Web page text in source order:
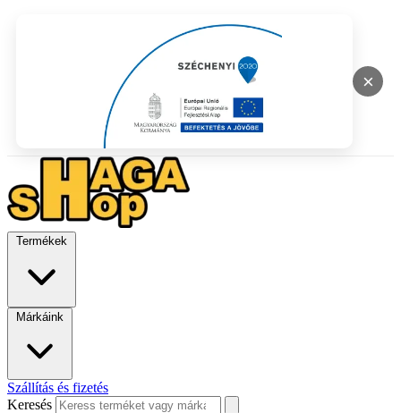
×
Termékek
Márkáink
Szállítás és fizetés
Keresés